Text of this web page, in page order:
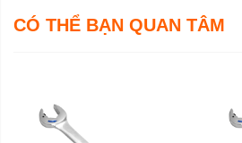
CÓ THỂ BẠN QUAN TÂM